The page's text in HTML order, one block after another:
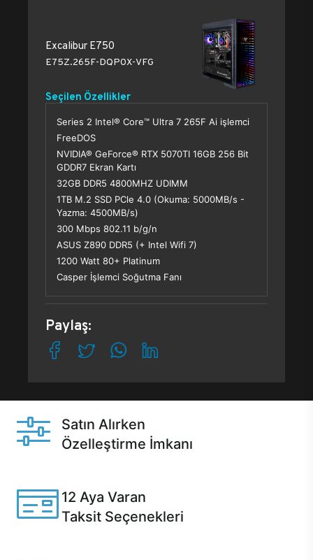
Excalibur E750
E75Z.265F-DQP0X-VFG
Seçilen Özellikler
Series 2 Intel® Core™ Ultra 7 265F Ai işlemci
FreeDOS
NVIDIA® GeForce® RTX 5070TI 16GB 256 Bit
GDDR7 Ekran Kartı
32GB DDR5 4800MHZ UDIMM
1TB M.2 SSD PCle 4.0 (Okuma: 5000MB/s -
Yazma: 4500MB/s)
300 Mbps 802.11 b/g/n
ASUS Z890 DDR5 (+ Intel Wifi 7)
1200 Watt 80+ Platinum
Casper İşlemci Soğutma Fanı
Paylaş:
Satın Alırken
Özelleştirme İmkanı
12 Aya Varan
Taksit Seçenekleri